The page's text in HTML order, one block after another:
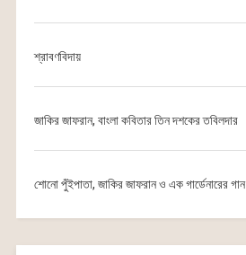
শ্রাবণবিদায়
জাকির জাফরান, বাংলা কবিতার তিন দশকের তবিলদার
শোনো পুঁইপাতা, জাকির জাফরান ও এক গার্ডেনারের গান